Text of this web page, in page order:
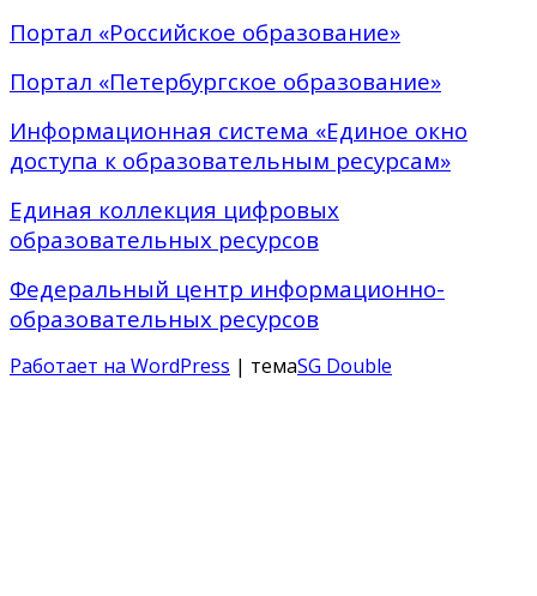
Портал «Российское образование»
Портал «Петербургское образование»
Информационная система «Единое окно
доступа к образовательным ресурсам»
Единая коллекция цифровых
образовательных ресурсов
Федеральный центр информационно-
образовательных ресурсов
Работает на WordPress | темаSG Double